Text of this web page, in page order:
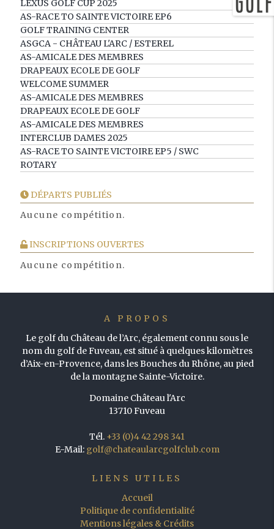
LEXUS GOLF CUP 2025
AS-RACE TO SAINTE VICTOIRE EP6
GOLF TRAINING CENTER
ASGCA - CHÂTEAU L'ARC / ESTEREL
AS-AMICALE DES MEMBRES
DRAPEAUX ECOLE DE GOLF
WELCOME SUMMER
AS-AMICALE DES MEMBRES
DRAPEAUX ECOLE DE GOLF
AS-AMICALE DES MEMBRES
INTERCLUB DAMES 2025
AS-RACE TO SAINTE VICTOIRE EP5 / SWC
ROTARY
DÉPARTS PUBLIÉS
Aucune compétition.
INSCRIPTIONS OUVERTES
Aucune compétition.
A PROPOS
Le golf du Château de l’Arc, également connu sous le
nom du golf de Fuveau, est situé à quelques kilomètres
d’Aix-en-Provence, dans les Bouches du Rhône, au pied
de la montagne Sainte-Victoire.
Domaine Château l'Arc
13710 Fuveau
Tél. +33 (0)4 42 298 341
E-Mail: golf@chateaularcgolfclub.com
LIENS UTILES
Accueil
Politique de confidentialité
Mentions légales & Crédits